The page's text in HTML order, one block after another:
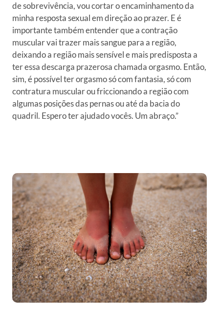
de sobrevivência, vou cortar o encaminhamento da
minha resposta sexual em direção ao prazer. E é
importante também entender que a contração
muscular vai trazer mais sangue para a região,
deixando a região mais sensível e mais predisposta a
ter essa descarga prazerosa chamada orgasmo. Então,
sim, é possível ter orgasmo só com fantasia, só com
contratura muscular ou friccionando a região com
algumas posições das pernas ou até da bacia do
quadril. Espero ter ajudado vocês. Um abraço.”